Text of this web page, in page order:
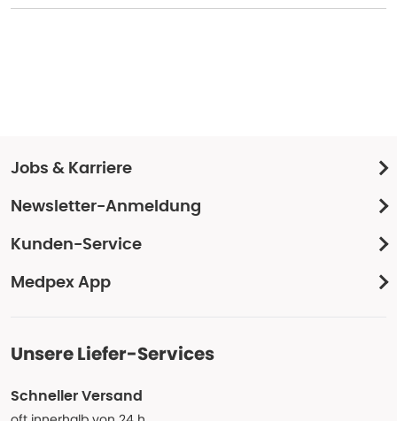
Jobs & Karriere
Newsletter-Anmeldung
Kunden-Service
Medpex App
Unsere Liefer-Services
Schneller Versand